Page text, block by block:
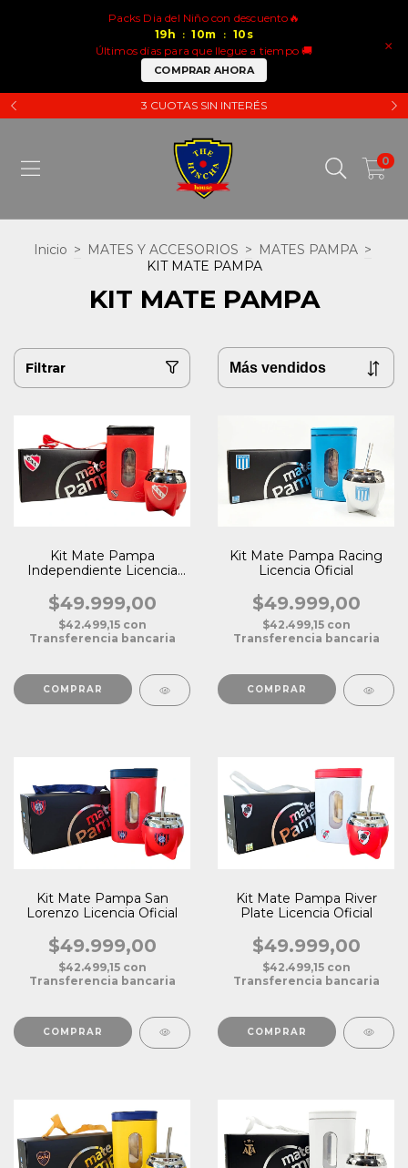
×
Packs Dia del Niño con descuento🔥
19 h : 10m : 10 s
Últimos días para que llegue a tiempo 🚚
COMPRAR AHORA
3 CUOTAS SIN INTERÉS
0
Inicio > MATES Y ACCESORIOS > MATES PAMPA >
KIT MATE PAMPA
KIT MATE PAMPA
Filtrar
Kit Mate Pampa
Independiente Licencia
$49.999,00
$42.499,15 con
Transferencia bancaria
Kit Mate Pampa Racing
Licencia Oficial
$49.999,00
$42.499,15 con
Transferencia bancaria
Kit Mate Pampa San
Lorenzo Licencia Oficial
$49.999,00
$42.499,15 con
Transferencia bancaria
Kit Mate Pampa River
Plate Licencia Oficial
$49.999,00
$42.499,15 con
Transferencia bancaria